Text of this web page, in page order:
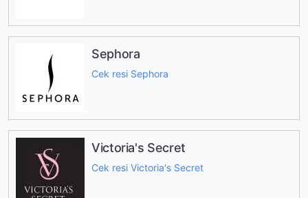
Sephora
Cek resi Sephora
Victoria's Secret
Cek resi Victoria's Secret